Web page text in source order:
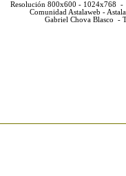
Resolución 800x600 - 1024x768
Comunidad Astalaweb -
Gabriel Chova Blasco -